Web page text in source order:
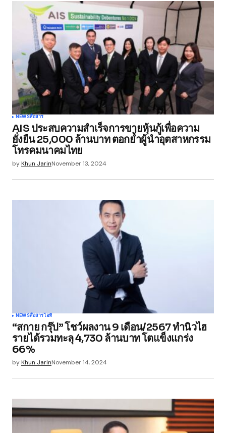
Required fields are marked*
Comment
Your Name
Your E-mail*
Save my name, email, and website in this
browser for the next time I comment.
Submit Comment
NEWSสื่อสาร
AIS ประสบความสำเร็จการขายหุ้นกู้เพื่อความ
ยั่งยืน 25,000 ล้านบาท ตอกย้ำผู้นำอุตสาหกรรม
โทรคมนาคมไทย
byKhun JarinNovember 13, 2024
NEWSสื่อสารไอที
“สกาย กรุ๊ป” โชว์ผลงาน 9 เดือน/2567 ทำนิวไฮ
รายได้รวมทะลุ 4,730 ล้านบาท โตแข็งแกร่ง
66%
byKhun JarinNovember 14, 2024